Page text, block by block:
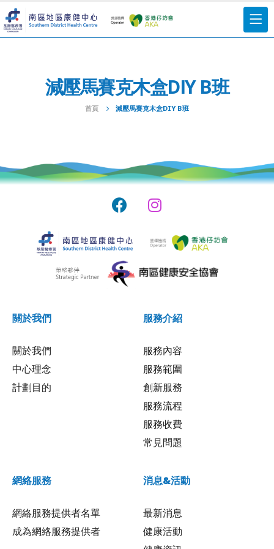
減壓馬賽克木盒DIY B班
首頁 減壓馬賽克木盒DIY B班
關於我們
關於我們
中心理念
計劃目的
服務介紹
服務內容
服務範圍
創新服務
服務流程
服務收費
常見問題
網絡服務
網絡服務提供者名單
成為網絡服務提供者
消息&活動
最新消息
健康活動